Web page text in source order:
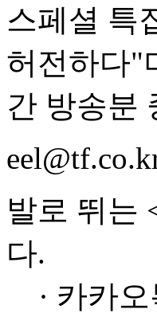
스페셜 특
허전하다"
간 방송분
발로 뛰는
다.
· 카카